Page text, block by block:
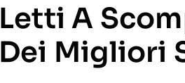
Letti A
Dei Migliori